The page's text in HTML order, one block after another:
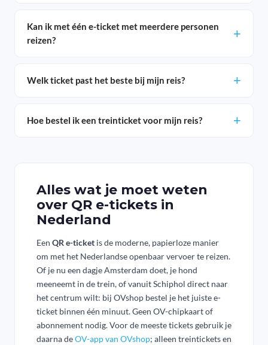
Kan ik met één e-ticket met meerdere personen
reizen?
Welk ticket past het beste bij mijn reis?
Hoe bestel ik een treinticket voor mijn reis?
Alles wat je moet weten
over QR e-tickets in
Nederland
Een QR e-ticket is de moderne, papierloze manier
om met het Nederlandse openbaar vervoer te reizen.
Of je nu een dagje Amsterdam doet, je hond
meeneemt in de trein, of vanuit Schiphol direct naar
het centrum wilt: bij OVshop bestel je het juiste e-
ticket binnen één minuut. Geen OV-chipkaart of
abonnement nodig. Voor de meeste tickets gebruik je
daarna deOV-app van OVshop; alleen treintickets en